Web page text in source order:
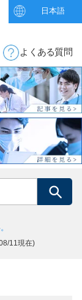
日本語
よくある質問
検索
11現在)